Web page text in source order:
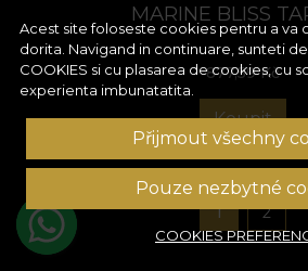
MARINE BLISS
877,59Kč
Koupit
1 2
Acest site foloseste cookies pentru a va
dorita. Navigand in continuare, sunteti
COOKIES si cu plasarea de cookies, cu
experienta imbunatatita.
Přijmout všechny
Pouze nezbytné
COOKIES